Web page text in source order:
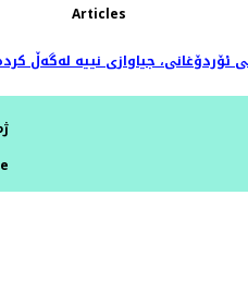
Articles
ئۆردۆغانی، جیاوازی نییە لەگەڵ